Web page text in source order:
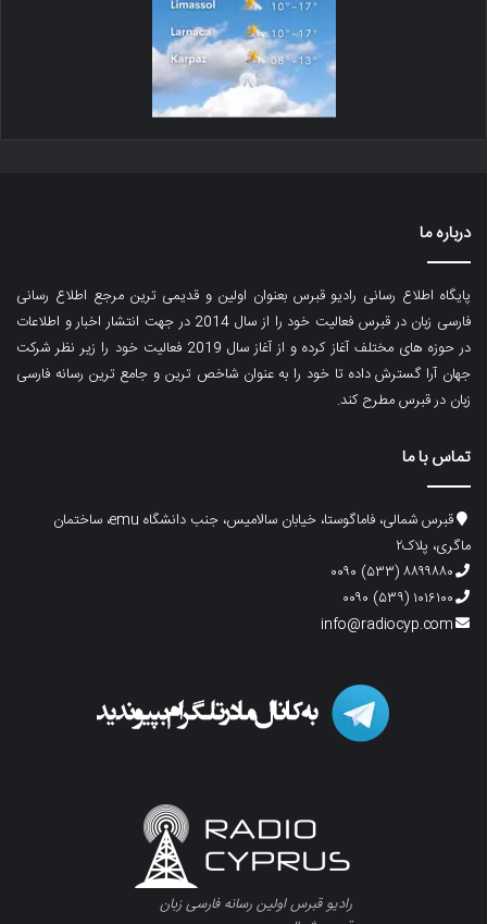
درباره ما
پایگاه اطلاع رسانی رادیو قبرس بعنوان اولین و قدیمی ترین مرجع اطلاع رسانی
فارسی زبان در قبرس فعالیت خود را از سال 2014 در جهت انتشار اخبار و اطلاعات
در حوزه های مختلف آغاز کرده و از آغاز سال 2019 فعالیت خود را زیر نظر شرکت
جهان آرا گسترش داده تا خود را به عنوان شاخص ترین و جامع ترین رسانه فارسی
زبان در قبرس مطرح کند.
تماس با ما
قبرس شمالی، فاماگوستا، خیابان سالامیس، جنب دانشگاه emu، ساختمان
ماگری، پلاک۲
۸۸۹۹۸۸۰ (۵۳۳) ۰۰۹۰
۱۰۱۶۱۰۰ (۵۳۹) ۰۰۹۰
info@radiocyp.com
رادیو قبرس اولین رسانه فارسی زبان